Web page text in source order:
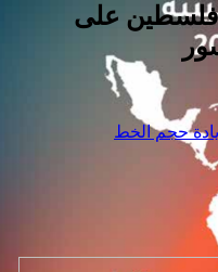
فلسطين على
حجم الخط